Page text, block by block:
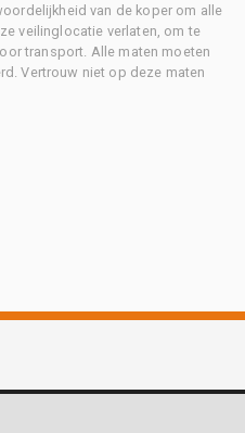
van de koper om alle
veilinglocatie verlaten, om te
transport. Alle maten moeten
Vertrouw niet op deze maten